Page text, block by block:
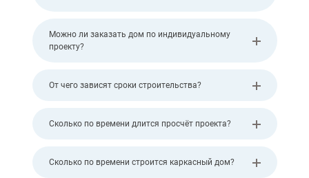
Можно ли заказать дом по индивидуальному
проекту?
От чего зависят сроки строительства?
Сколько по времени длится просчёт проекта?
Сколько по времени строится каркасный дом?